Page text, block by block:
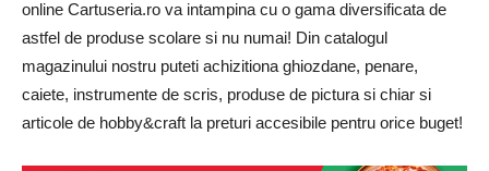
online Cartuseria.ro va intampina cu o gama diversificata de
astfel de produse scolare si nu numai! Din catalogul
magazinului nostru puteti achizitiona ghiozdane, penare,
caiete, instrumente de scris, produse de pictura si chiar si
articole de hobby&craft la preturi accesibile pentru orice buget!